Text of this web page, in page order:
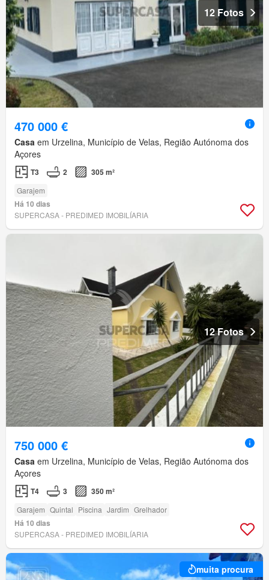
12 Fotos
470 000 €
Casa em Urzelina, Município de Velas, Região Autónoma dos
Açores
T3 2 305 m²
Garajem
Há 10 dias
SUPERCASA - PREDIMED IMOBILÍARIA
12 Fotos
750 000 €
Casa em Urzelina, Município de Velas, Região Autónoma dos
Açores
T4 3 350 m²
Garajem Quintal Piscina Jardim Grelhador
Há 10 dias
SUPERCASA - PREDIMED IMOBILÍARIA
muita procura